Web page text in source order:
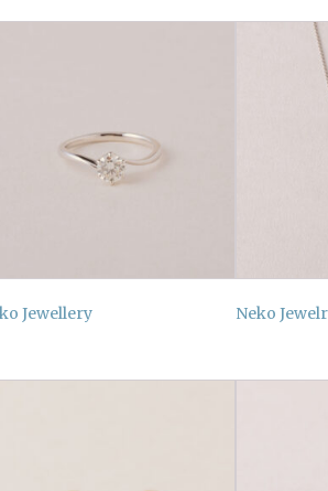
Jewellery Neko